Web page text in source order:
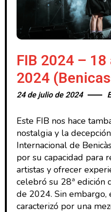
FIB 2024 –
2024
24 de julio de 2024
Este FIB nos hace
nostalgia y la
Internacional de
por su capacidad para
artistas y ofrecer
celebró su 28ª
de 2024. Sin embargo,
caracterizó por una